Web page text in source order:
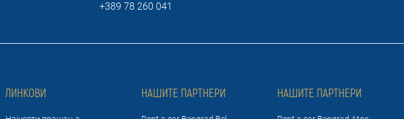
+389 78 260 041
ЛИНКОВИ НАШИТЕ ПАРТНЕРИ НАШИТЕ ПАРТНЕРИ